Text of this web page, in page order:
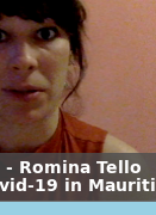
Romina Tello
19 in